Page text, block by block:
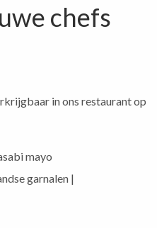
chefs
in ons restaurant op
mayo
garnalen |